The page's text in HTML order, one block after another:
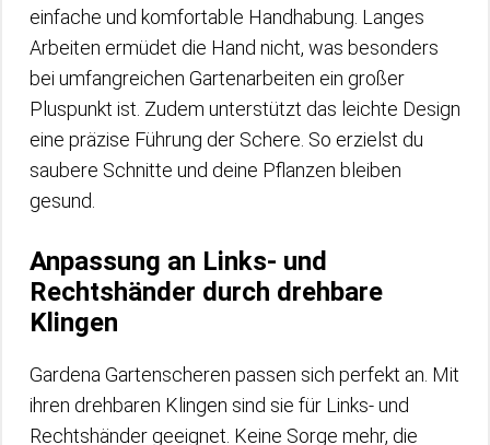
einfache und komfortable Handhabung. Langes
Arbeiten ermüdet die Hand nicht, was besonders
bei umfangreichen Gartenarbeiten ein großer
Pluspunkt ist. Zudem unterstützt das leichte Design
eine präzise Führung der Schere. So erzielst du
saubere Schnitte und deine Pflanzen bleiben
gesund.
Anpassung an Links- und
Rechtshänder durch drehbare
Klingen
Gardena Gartenscheren passen sich perfekt an. Mit
ihren drehbaren Klingen sind sie für Links- und
Rechtshänder geeignet. Keine Sorge mehr, die